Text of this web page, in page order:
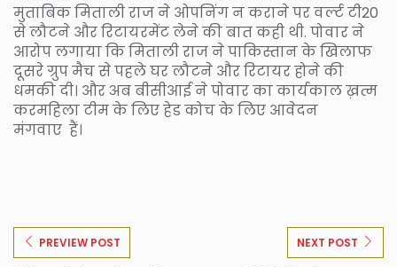
मुताबिक मिताली राज ने ओपनिंग न कराने पर वर्ल्ट टी20
से लौटने और रिटायरमेंट लेने की बात कही थी. पोवार ने
आरोप लगाया कि मिताली राज ने पाकिस्तान के खिलाफ
दूसरे ग्रुप मैच से पहले घर लौटने और रिटायर होने की
धमकी दी। और अब बीसीआई ने पोवार का कार्यकाल ख़त्म
करमहिला टीम के लिए हेड कोच के लिए आवेदन
मंगवाए हैं।
PREVIEW POST NEXT POST